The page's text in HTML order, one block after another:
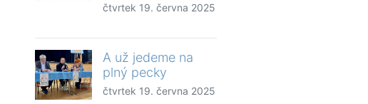
čtvrtek 19. června 2025
A už jedeme na
plný pecky
čtvrtek 19. června 2025